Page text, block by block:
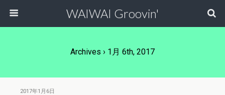
WAIWAI Groovin'
Archives › 1月 6th, 2017
2017年1月6日